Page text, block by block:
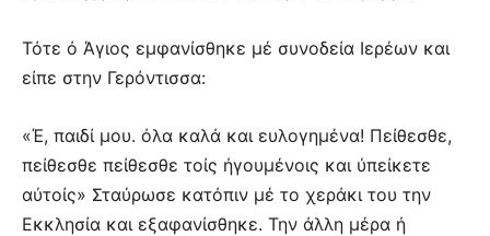
Τότε ό Άγιος εμφανίσθηκε μέ συνοδεία Ιερέων και
είπε στην Γερόντισσα:
«Έ, παιδί μου. όλα καλά και ευλογημένα! Πείθεσθε,
πείθεσθε πείθεσθε τοίς ήγουμένοις και ύπείκετε
αύτοίς» Σταύρωσε κατόπιν μέ το χεράκι του την
Εκκλησία και εξαφανίσθηκε. Την άλλη μέρα ή